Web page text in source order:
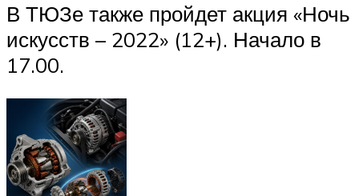
В ТЮЗе также пройдет акция «Ночь
искусств – 2022» (12+). Начало в
17.00.